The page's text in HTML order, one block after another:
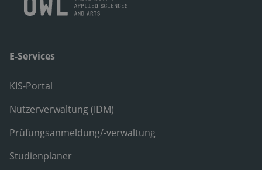
E-Services
KIS-Portal
Nutzerverwaltung (IDM)
Prüfungsanmeldung/-verwaltung
Studienplaner